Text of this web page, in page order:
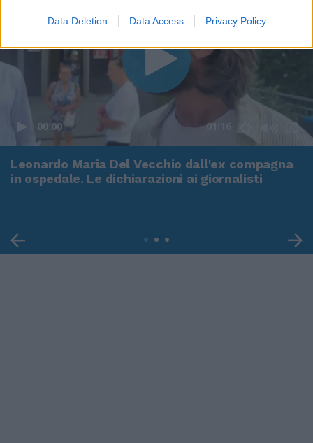
Data Deletion Data Access Privacy Policy
00:00 01:16
Leonardo Maria Del Vecchio dall'ex compagna
in ospedale. Le dichiarazioni ai giornalisti